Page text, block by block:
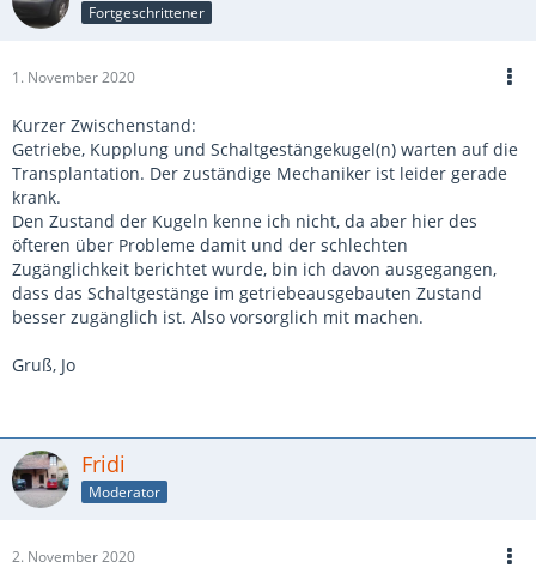
Fortgeschrittener
1. November 2020
Kurzer Zwischenstand:
Getriebe, Kupplung und Schaltgestängekugel(n) warten auf die
Transplantation. Der zuständige Mechaniker ist leider gerade
krank.
Den Zustand der Kugeln kenne ich nicht, da aber hier des
öfteren über Probleme damit und der schlechten
Zugänglichkeit berichtet wurde, bin ich davon ausgegangen,
dass das Schaltgestänge im getriebeausgebauten Zustand
besser zugänglich ist. Also vorsorglich mit machen.
Gruß, Jo
Fridi
Moderator
2. November 2020